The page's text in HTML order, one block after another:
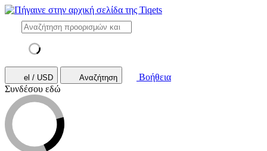
el / USD Αναζήτηση
Βοήθεια
Συνδέσου εδώ